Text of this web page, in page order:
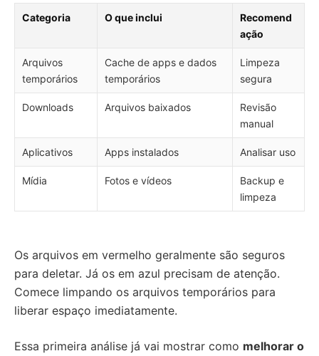
Categoria O que inclui
Recomend
ação
Arquivos
temporários
Cache de apps e dados
temporários
Limpeza
segura
Downloads Arquivos baixados
Revisão
manual
Aplicativos Apps instalados Analisar uso
Mídia Fotos e vídeos
Backup e
limpeza
Os arquivos em vermelho geralmente são seguros
para deletar. Já os em azul precisam de atenção.
Comece limpando os arquivos temporários para
liberar espaço imediatamente.
Essa primeira análise já vai mostrar como melhorar o